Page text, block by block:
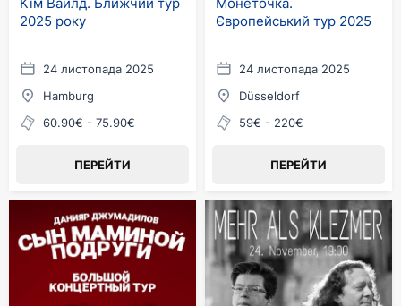
2025 року
24 листопада 2025
Hamburg
60.90€ - 75.90€
ПЕРЕЙТИ
Європейський тур 2025
24 листопада 2025
Düsseldorf
59€ - 220€
ПЕРЕЙТИ